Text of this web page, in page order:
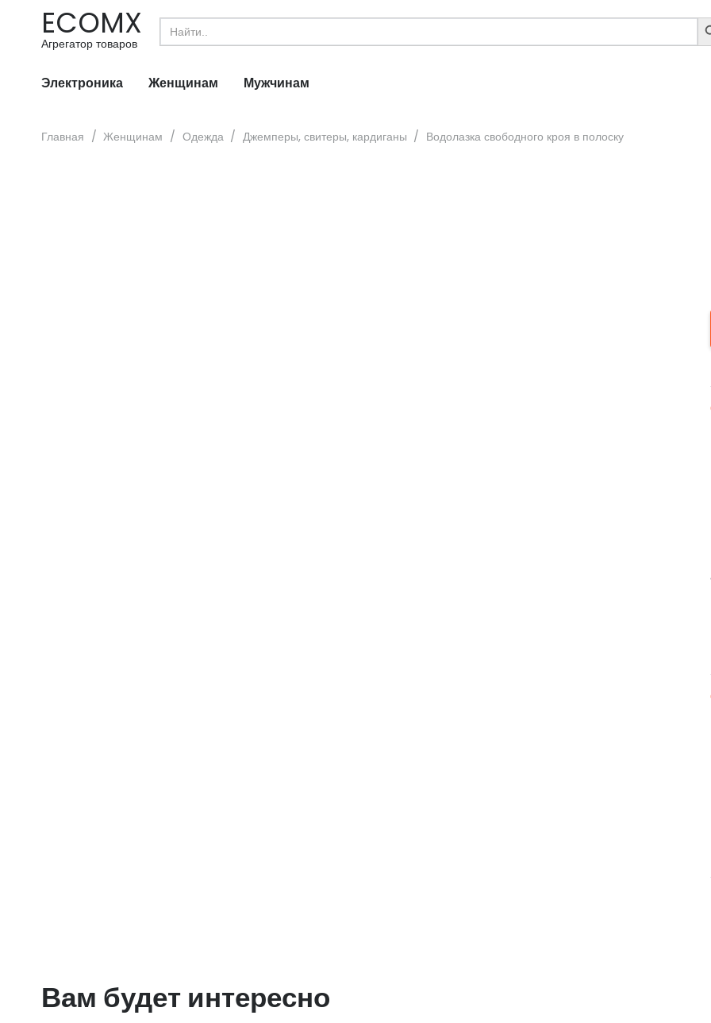
ECOMX
Агрегатор товаров
Search
for:
Электроника Женщинам Мужчинам
Главная / Женщинам / Одежда / Джемперы, свитеры, кардиганы / Водолазка свободного кроя в полоску
Вам будет интересно